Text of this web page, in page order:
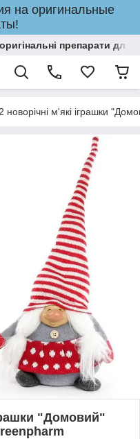
на оригинальные
препарати для
новорічні м'які іграшки
"Домовий"